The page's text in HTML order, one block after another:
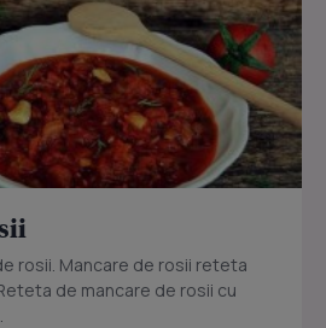
rosii. Mancare de rosii reteta
de mancare de rosii cu